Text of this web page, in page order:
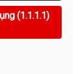
(1.1.1.1)